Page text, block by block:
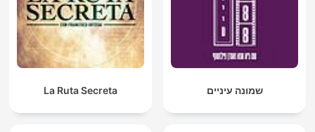
La Ruta Secreta שמונה עיניים